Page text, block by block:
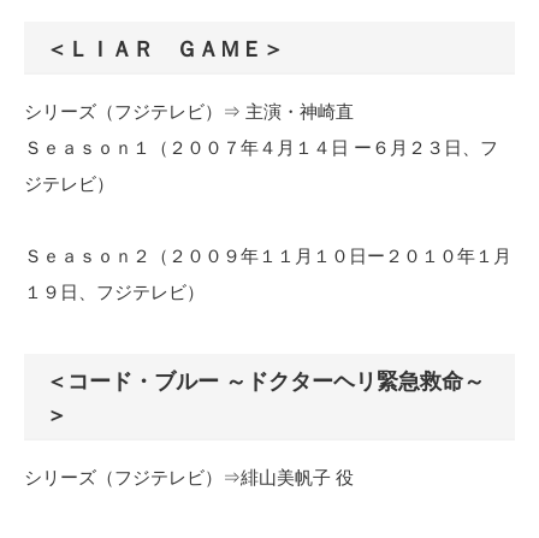
＜ＬＩＡＲ ＧＡＭＥ＞
シリーズ（フジテレビ）⇒ 主演・神崎直
Ｓｅａｓｏｎ１（２００７年４月１４日 ー６月２３日、フ
ジテレビ）
Ｓｅａｓｏｎ２（２００９年１１月１０日ー２０１０年１月
１９日、フジテレビ）
＜コード・ブルー ～ドクターヘリ緊急救命～
＞
シリーズ（フジテレビ）⇒緋山美帆子 役